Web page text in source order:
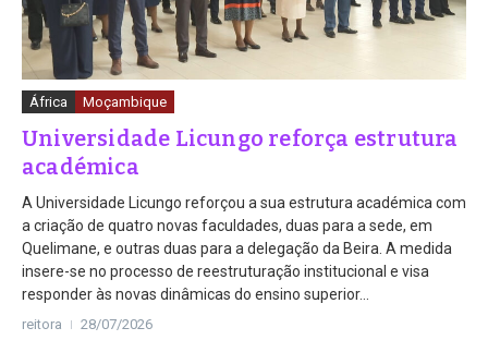
África Moçambique
Universidade Licungo reforça estrutura
académica
A Universidade Licungo reforçou a sua estrutura académica com
a criação de quatro novas faculdades, duas para a sede, em
Quelimane, e outras duas para a delegação da Beira. A medida
insere-se no processo de reestruturação institucional e visa
responder às novas dinâmicas do ensino superior...
reitora 28/07/2026